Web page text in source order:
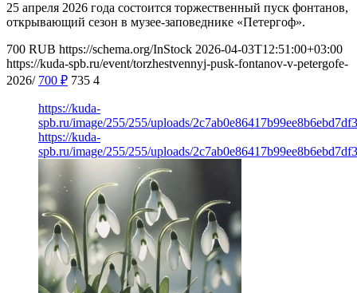
25 апреля 2026 года состоится торжественный пуск фонтанов,
открывающий сезон в музее-заповеднике «Петергоф».
700 RUB https://schema.org/InStock 2026-04-03T12:51:00+03:00
https://kuda-spb.ru/event/torzhestvennyj-pusk-fontanov-v-petergofe-
2026/ 700 ₽ 735 4
https://kuda-
spb.ru/image/255/255/uploads/
https://kuda-
spb.ru/image/255/255/uploads/